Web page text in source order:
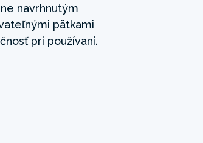
navrhnutým
pätkami
pri používaní.